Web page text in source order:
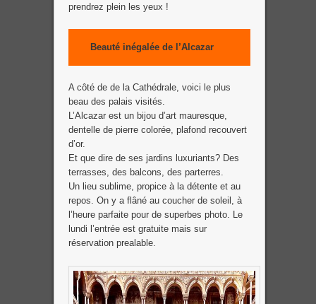
prendrez plein les yeux !
Beauté inégalée de l’Alcazar
A côté de de la Cathédrale, voici le plus
beau des palais visités.
L’Alcazar est un bijou d’art mauresque,
dentelle de pierre colorée, plafond recouvert
d’or.
Et que dire de ses jardins luxuriants? Des
terrasses, des balcons, des parterres.
Un lieu sublime, propice à la détente et au
repos. On y a flâné au coucher de soleil, à
l’heure parfaite pour de superbes photo. Le
lundi l’entrée est gratuite mais sur
réservation prealable.